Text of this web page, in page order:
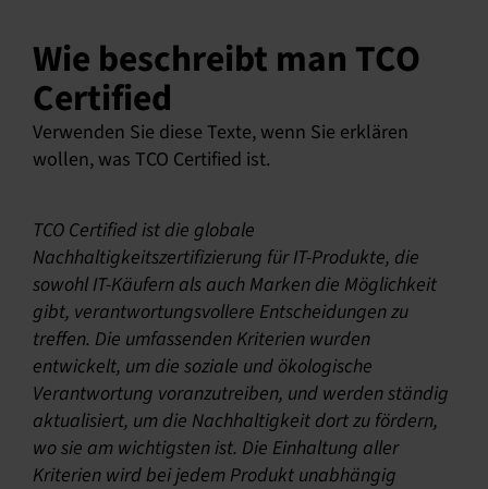
Wie beschreibt man TCO
Certified
Verwenden Sie diese Texte, wenn Sie erklären
wollen, was TCO Certified ist.
TCO Certified ist die globale
Nachhaltigkeitszertifizierung für IT-Produkte, die
sowohl IT-Käufern als auch Marken die Möglichkeit
gibt, verantwortungsvollere Entscheidungen zu
treffen. Die umfassenden Kriterien wurden
entwickelt, um die soziale und ökologische
Verantwortung voranzutreiben, und werden ständig
aktualisiert, um die Nachhaltigkeit dort zu fördern,
wo sie am wichtigsten ist. Die Einhaltung aller
Kriterien wird bei jedem Produkt unabhängig